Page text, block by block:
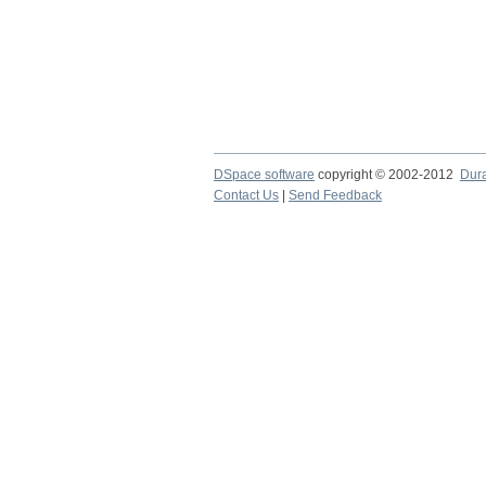
DSpace software copyright © 2002-2012
Contact Us
Send Feedback